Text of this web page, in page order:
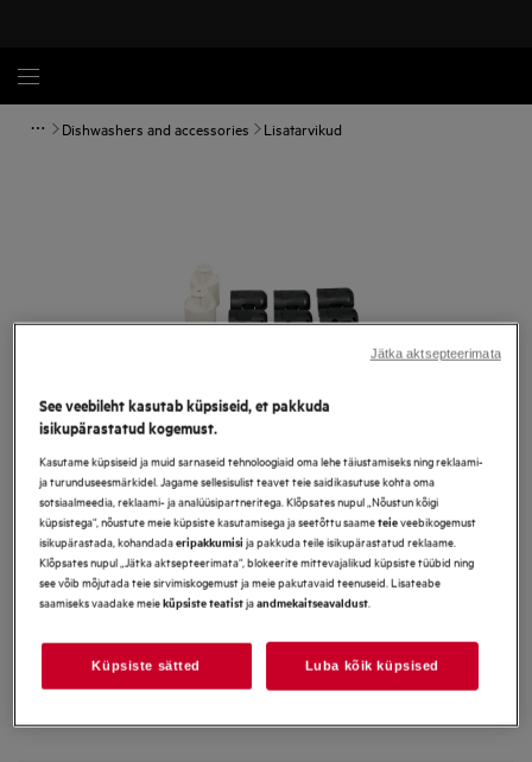
Dishwashers and accessories Lisatarvikud
Tap to zoom
FITS-ALLII
jalgade pikendamise komplekt
See veebileht kasutab küpsiseid, et pakkuda
isikupärastatud kogemust.
Kasutame küpsiseid ja muid sarnaseid tehnoloogiaid oma lehe täiustamiseks ning reklaami-
ja turunduseesmärkidel. Jagame sellesisulist teavet teie saidikasutuse kohta oma
sotsiaalmeedia, reklaami- ja analüüsipartneritega. Klõpsates nupul „Nõustun kõigi
küpsistega“, nõustute meie küpsiste kasutamisega ja seetõttu saameteieveebikogemust
isikupärastada, kohandadaeripakkumisija pakkuda teile isikupärastatud reklaame.
Klõpsates nupul „Jätka aktsepteerimata“, blokeerite mittevajalikud küpsiste tüübid ning
see võib mõjutada teie sirvimiskogemust ja meie pakutavaid teenuseid. Lisateabe
saamiseks vaadake meieküpsiste teatistjaandmekaitseavaldust.
Küpsiste sätted Luba kõik küpsised
Jätka aktsepteerimata